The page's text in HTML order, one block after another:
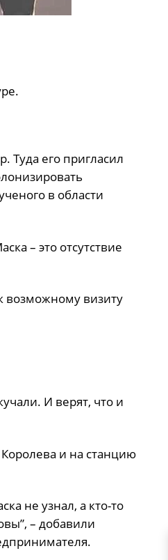
Туда его пригласил
в области
– это отсутствие
возможному визиту
И верят, что и
и на станцию
не узнал, а кто-то
– добавили